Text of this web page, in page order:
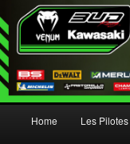
Aller au contenu
Aller au contenu
Home Les Pilotes